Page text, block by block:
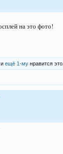
на это фото!
и ещё 1-му нравится это.